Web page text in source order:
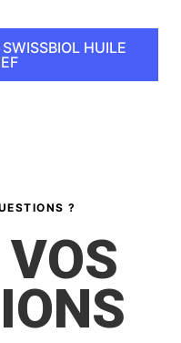
HUILE
?